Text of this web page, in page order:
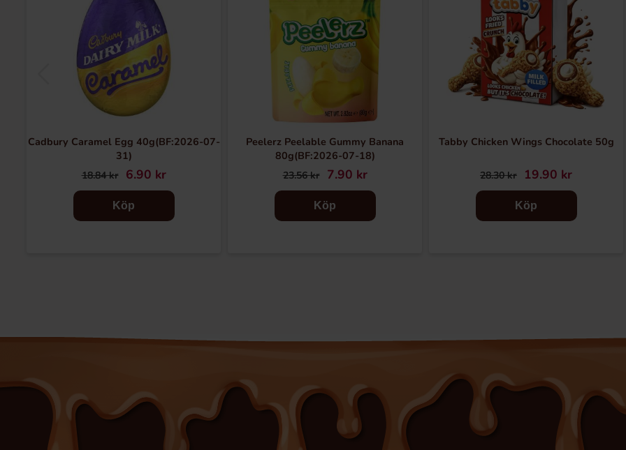
Cadbury Caramel Egg 40g(BF:2026-07-
31)
18.84 kr 6.90 kr
Köp
Peelerz Peelable Gummy Banana
80g(BF:2026-07-18)
23.56 kr 7.90 kr
Köp
Tabby Chicken Wings Chocolate 50g
28.30 kr 19.90 kr
Köp